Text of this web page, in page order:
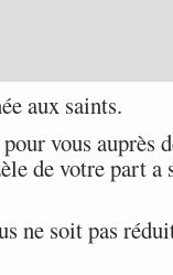
aux saints.
vous auprès
de votre part
ne soit pas